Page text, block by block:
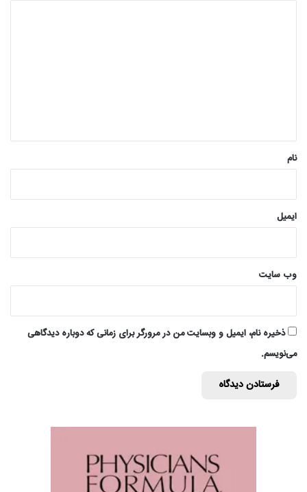
نام
ایمیل
وب‌ سایت
ذخیره نام، ایمیل و وبسایت من در مرورگر برای زمانی که دوباره دیدگاهی
می‌نویسم.